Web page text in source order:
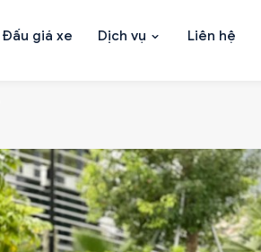
Đấu giá xe Dịch vụ Liên hệ